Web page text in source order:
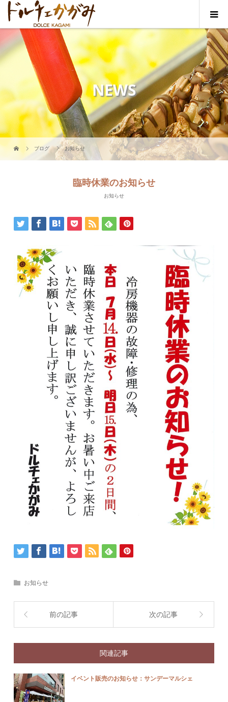
NEWS
ブログ お知らせ
臨時休業のお知らせ
お知らせ
お知らせ
前の記事 次の記事
関連記事
イベント販売のお知らせ：サンデーマルシェ